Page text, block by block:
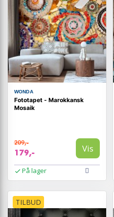
WONDA
Fototapet - Marokkansk
Mosaik
209,-
179,- Vis
På lager
TILBUD